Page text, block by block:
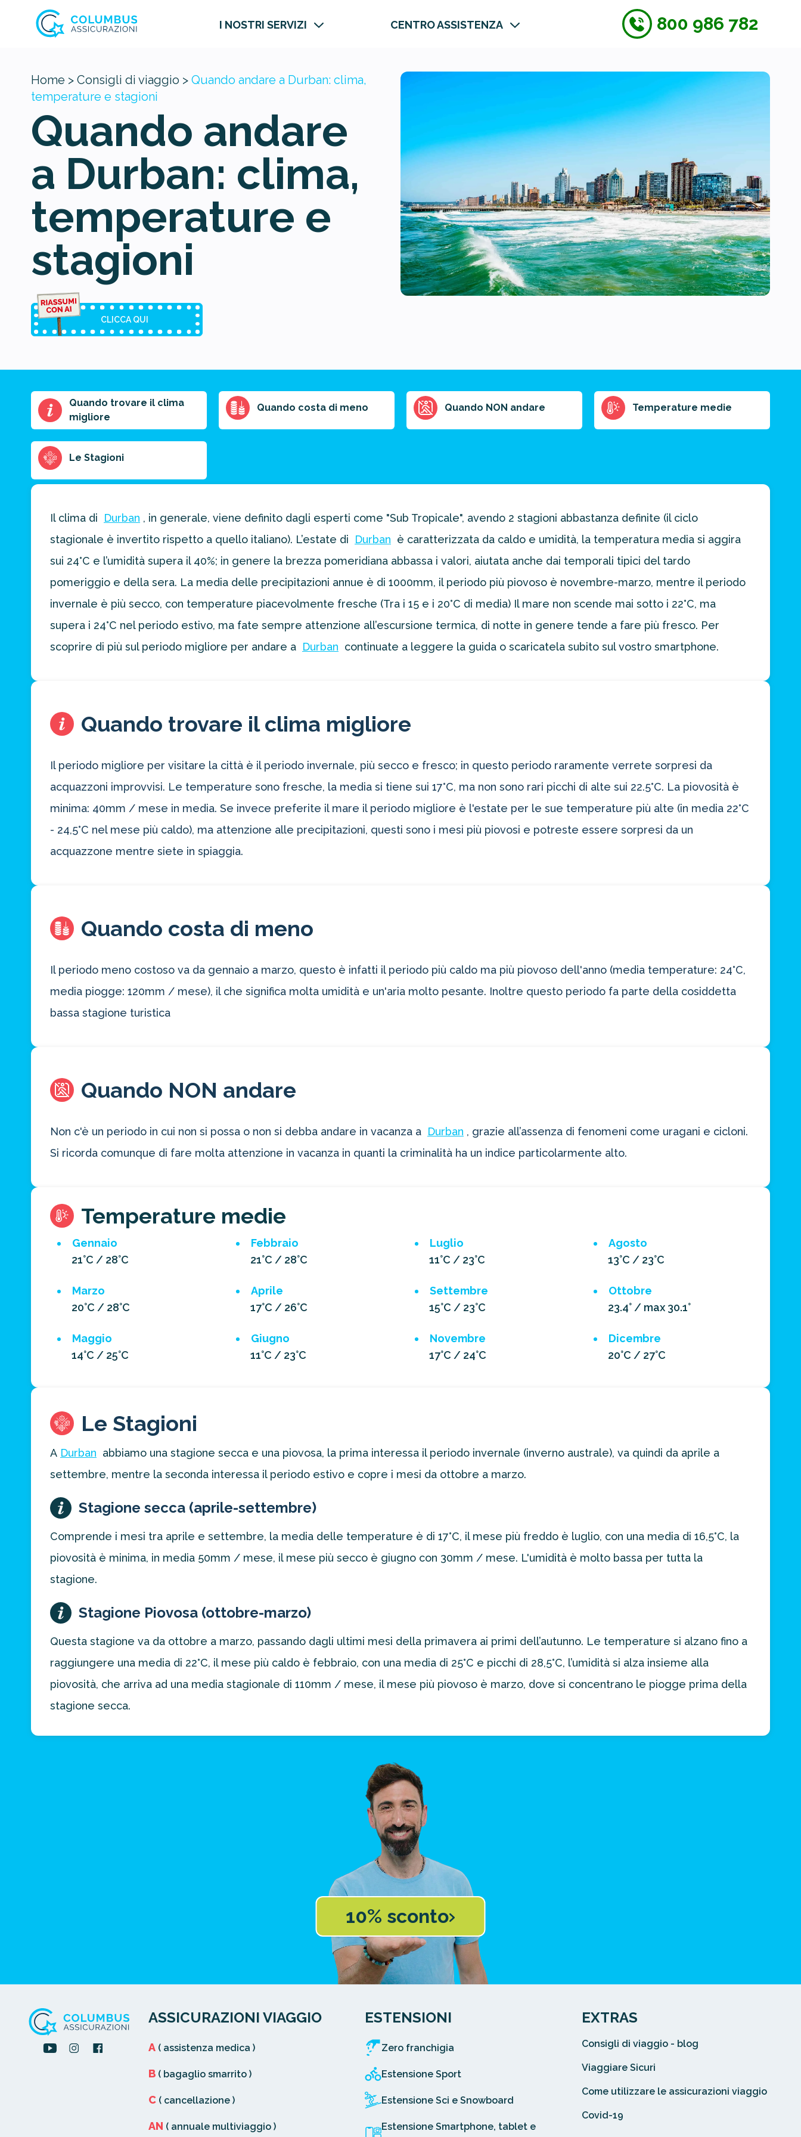
I NOSTRI SERVIZI CENTRO ASSISTENZA 800 986 782
Home > Consigli di viaggio > Quando andare a Durban: clima,
temperature e stagioni
Quando andare
a Durban: clima,
temperature e
stagioni
CLICCA QUI
Riassunto
dell'articolo
del riassunto
Breve Medio Punti chiave
preventivo
personalizzato
per la tua
prossima
di viaggio.
PREVENTIVO
Quando trovare il clima
migliore
Quando costa di meno Quando NON andare Temperature medie
Le Stagioni
Il clima di Durban , in generale, viene definito dagli esperti come "Sub Tropicale", avendo 2 stagioni abbastanza definite (il ciclo
stagionale è invertito rispetto a quello italiano). L’estate di
Durban è caratterizzata da caldo e umidità, la temperatura media si aggira
sui 24°C e l’umidità supera il 40%; in genere la brezza pomeridiana abbassa i valori, aiutata anche dai temporali tipici del tardo
pomeriggio e della sera. La media delle precipitazioni annue è di 1000mm, il periodo più piovoso è novembre-marzo, mentre il periodo
invernale è più secco, con temperature piacevolmente fresche (Tra i 15 e i 20°C di media) Il mare non scende mai sotto i 22°C, ma
supera i 24°C nel periodo estivo, ma fate sempre attenzione all’escursione termica, di notte in genere tende a fare più fresco. Per
scoprire di più sul periodo migliore per andare a Durban continuate a leggere la guida o scaricatela subito sul vostro smartphone.
Quando trovare il clima migliore
Il periodo migliore per visitare la città è il periodo invernale, più secco e fresco; in questo periodo raramente verrete sorpresi da
acquazzoni improvvisi. Le temperature sono fresche, la media si tiene sui 17°C, ma non sono rari picchi di alte sui 22.5°C. La piovosità è
minima: 40mm / mese in media. Se invece preferite il mare il periodo migliore è l'estate per le sue temperature più alte (in media 22°C
- 24,5°C nel mese più caldo), ma attenzione alle precipitazioni, questi sono i mesi più piovosi e potreste essere sorpresi da un
acquazzone mentre siete in spiaggia.
Quando costa di meno
Il periodo meno costoso va da gennaio a marzo, questo è infatti il periodo più caldo ma più piovoso dell'anno (media temperature: 24°C,
media piogge: 120mm / mese), il che significa molta umidità e un'aria molto pesante. Inoltre questo periodo fa parte della cosiddetta
bassa stagione turistica
Quando NON andare
Non c'è un periodo in cui non si possa o non si debba andare in vacanza a Durban , grazie all’assenza di fenomeni come uragani e cicloni.
Si ricorda comunque di fare molta attenzione in vacanza in quanti la criminalità ha un indice particolarmente alto.
Temperature medie
Gennaio
21°C / 28°C
Febbraio
21°C / 28°C
Marzo
20°C / 28°C
Aprile
17°C / 26°C
Maggio
14°C / 25°C
Giugno
11°C / 23°C
Luglio
11°C / 23°C
Agosto
13°C / 23°C
Settembre
15°C / 23°C
Ottobre
23.4° / max 30.1°
Novembre
17°C / 24°C
Dicembre
20°C / 27°C
Le Stagioni
A Durban abbiamo una stagione secca e una piovosa, la prima interessa il periodo invernale (inverno australe), va quindi da aprile a
settembre, mentre la seconda interessa il periodo estivo e copre i mesi da ottobre a marzo.
Stagione secca (aprile-settembre)
Comprende i mesi tra aprile e settembre, la media delle temperature è di 17°C, il mese più freddo è luglio, con una media di 16,5°C, la
piovosità è minima, in media 50mm / mese, il mese più secco è giugno con 30mm / mese. L'umidità è molto bassa per tutta la
stagione.
Stagione Piovosa (ottobre-marzo)
Questa stagione va da ottobre a marzo, passando dagli ultimi mesi della primavera ai primi dell’autunno. Le temperature si alzano fino a
raggiungere una media di 22°C, il mese più caldo è febbraio, con una media di 25°C e picchi di 28,5°C, l’umidità si alza insieme alla
piovosità, che arriva ad una media stagionale di 110mm / mese, il mese più piovoso è marzo, dove si concentrano le piogge prima della
stagione secca.
10% sconto
ASSICURAZIONI VIAGGIO
A( assistenza medica )
B( bagaglio smarrito )
C( cancellazione )
AN ( annuale multiviaggio )
ESTENSIONI
Zero franchigia
Estensione Sport
Estensione Sci e Snowboard
Estensione Smartphone, tablet e
EXTRAS
Consigli di viaggio - blog
Viaggiare Sicuri
Come utilizzare le assicurazioni viaggio
Covid-19